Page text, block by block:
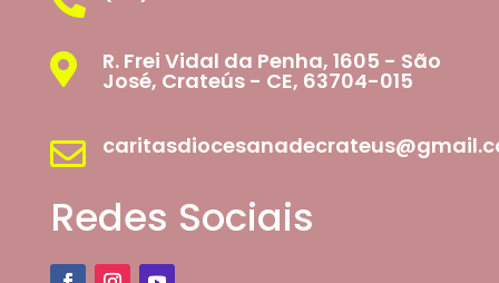
 R. Frei Vidal da Penha, 1605 - São
José, Crateús - CE, 63704-015

Redes Sociais